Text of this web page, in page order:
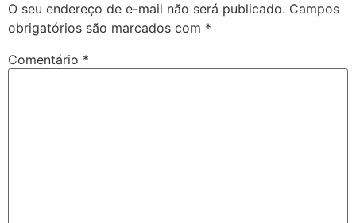
O seu endereço de e-mail não será publicado. Campos
obrigatórios são marcados com *
Comentário *